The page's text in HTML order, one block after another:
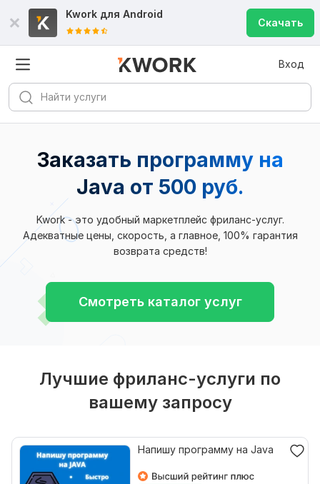
Kwork для Android
Скачать
Вход
Заказать программу на
Java от 500 руб.
Kwork - это удобный маркетплейс фриланс-услуг.
Адекватные цены, скорость, а главное, 100% гарантия
возврата средств!
Смотреть каталог услуг
Лучшие фриланс-услуги по
вашему запросу
Напишу программу на Java